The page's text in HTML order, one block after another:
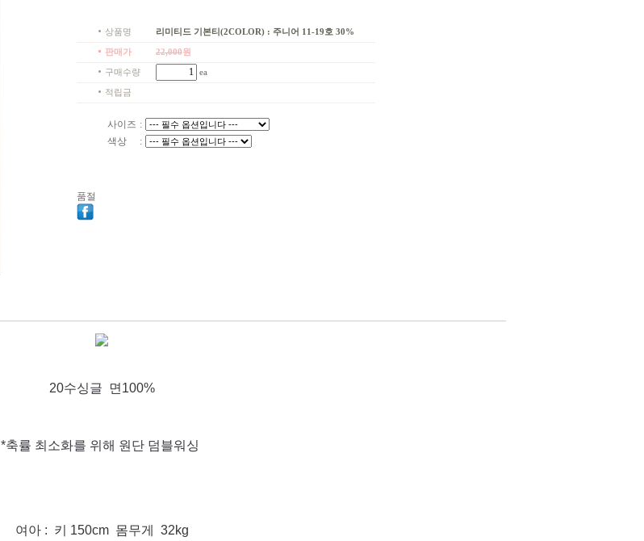
상품명 리미티드 기본티(2COLOR) : 주니어 11-19호 30%
판매가 22,000원
구매수량 ea
적립금
사이즈 :
색상
:
품절
20수싱글 면100%
*축률 최소화를 위해 원단 덤블워싱
여아 : 키 150cm 몸무게 32kg